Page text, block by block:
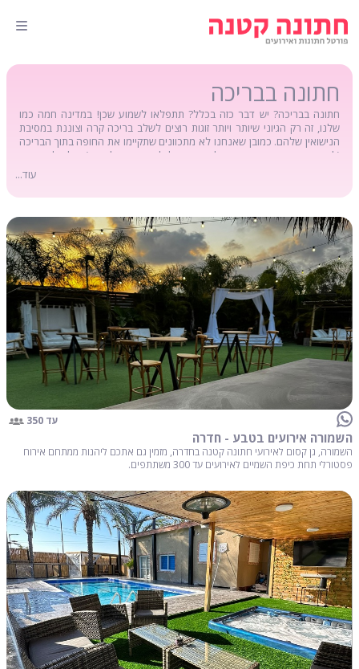
חתונה בבריכה
חתונה בבריכה? יש דבר כזה בכלל? תתפלאו לשמוע שכן! במדינה חמה כמו
שלנו, זה רק הגיוני שיותר ויותר זוגות רוצים לשלב בריכה קרה וצוננת במסיבת
הנישואין שלהם. כמובן שאנחנו לא מתכוונים שתקיימו את החופה בתוך הבריכה
(למרות שכשאנחנו חושבים על זה, זה יכול להיות רעיון לא רע), אלא לקיים את
האירוע במקום בעל בריכה שיאפשר לכם להתפרק ולשחות עם האנשים שאתם
אוהבים במהלך האירוע. אם הרעיון הזה מדבר אליכם, הגעתם לעמוד הנכון. כאן
תוכלו למצוא את כל מקומות האירוח ואולמות האירועים שישמחו לארח אתכם
מזמינים אתכם לעבור בין העסקים השונים, לקרוא על השירותים שהם מציעים
ולמצוא את בית העסק שהכי מתאים לכם. אז למה אתם מחכים? התחילו לקרוא!
עוד...
עד 350
השמורה אירועים בטבע - חדרה
השמורה, גן קסום לאירועי חתונה קטנה בחדרה, מזמין גם אתכם ליהנות ממתחם אירוח
פסטורלי תחת כיפת השמיים לאירועים עד 300 משתתפים.